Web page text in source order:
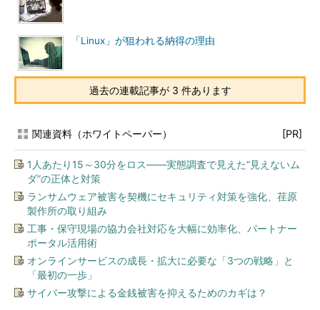
「Linux」が狙われる納得の理由
過去の連載記事が 3 件あります
関連資料（ホワイトペーパー） [PR]
1人あたり15～30分をロス――実態調査で見えた“見えないム
ダ”の正体と対策
ランサムウェア被害を契機にセキュリティ対策を強化、荏原
製作所の取り組み
工事・保守現場の協力会社対応を大幅に効率化、パートナー
ポータル活用術
オンラインサービスの成長・拡大に必要な「3つの戦略」と
「最初の一歩」
サイバー攻撃による金銭被害を抑えるためのカギは？